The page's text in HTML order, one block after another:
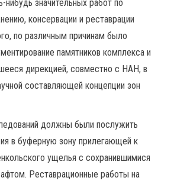
нибудь значительных работ по
консервации и реставрации
по различным причинам было
памятников комплекса и
дирекцией, совместно с НАН, в
составляющей концепции зон
должны были послужить
в буферную зону прилегающей к
ущелья с сохранившимися
Реставрационные работы на